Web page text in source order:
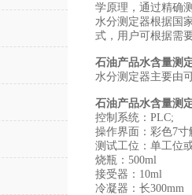
学原理，通过精确
水分测定器根据国
式，用户可根据需
石油产品水含量测
水分测定器主要由
石油产品水含量测
控制系统：PLC;
操作界面：彩色7
测试工位：单工位
烧瓶：500ml
接受器：10ml
冷凝器：长300mm